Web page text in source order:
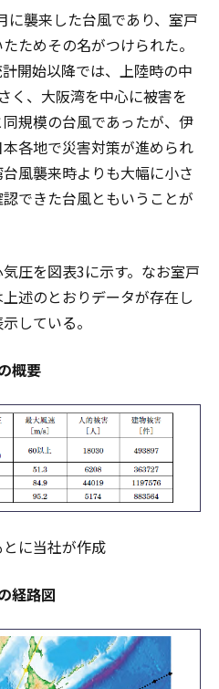
襲来した台風であり、室戸
ためその名がつけられた。
開始以降では、上陸時の中
く、大阪湾を中心に被害を
規模の台風であったが、伊
各地で災害対策が進められ
風襲来時よりも大幅に小さ
できた台風ともいうことが
圧を図表3に示す。なお室戸
述のとおりデータが存在し
している。
概要
とに当社が作成
経路図